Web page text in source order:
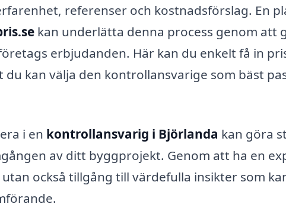
referenser och kostnadsförslag. En
kan underlätta denna process genom att
erbjudanden. Här kan du enkelt få in
kan välja den kontrollansvarige som bäst
i en kontrollansvarig i Björlanda kan göra
av ditt byggprojekt. Genom att ha en
också tillgång till värdefulla insikter som